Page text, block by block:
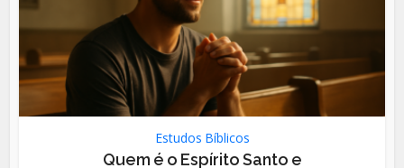
Estudos Bíblicos
Quem é o Espírito Santo e